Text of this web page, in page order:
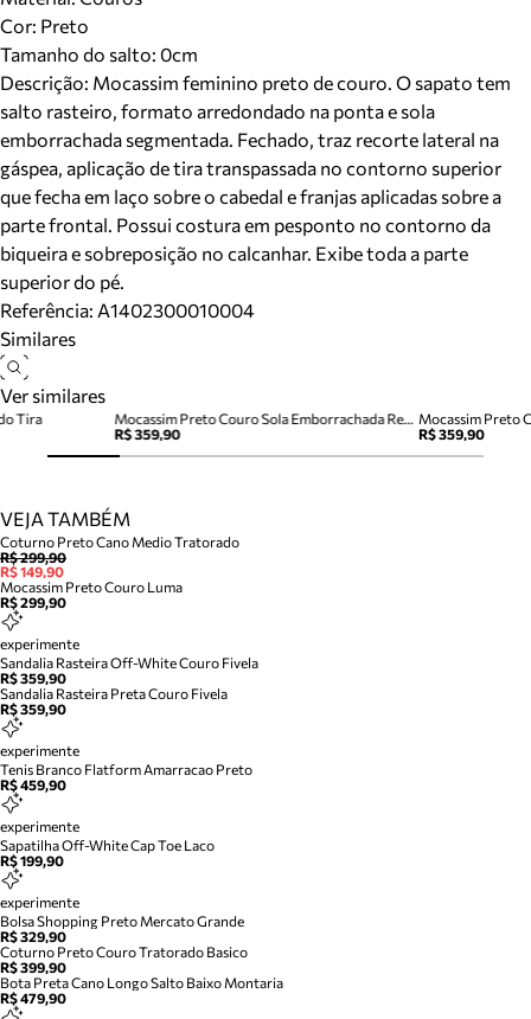
Cor: Preto
Tamanho do salto: 0cm
Descrição: Mocassim feminino preto de couro. O sapato tem
salto rasteiro, formato arredondado na ponta e sola
emborrachada segmentada. Fechado, traz recorte lateral na
gáspea, aplicação de tira transpassada no contorno superior
que fecha em laço sobre o cabedal e franjas aplicadas sobre a
parte frontal. Possui costura em pesponto no contorno da
biqueira e sobreposição no calcanhar. Exibe toda a parte
superior do pé.
Referência: A1402300010004
Similares
Ver similares
Mocassim Preto Couro Sola Emborrachada Retrô
R$ 359,90
Mocassim Preto
R$ 359,90
Tira
VEJA TAMBÉM
Coturno Preto Cano Medio Tratorado
R$ 299,90
R$ 149,90
Mocassim Preto Couro Luma
R$ 299,90
experimente
Sandalia Rasteira Off-White Couro Fivela
R$ 359,90
Sandalia Rasteira Preta Couro Fivela
R$ 359,90
experimente
Tenis Branco Flatform Amarracao Preto
R$ 459,90
experimente
Sapatilha Off-White Cap Toe Laco
R$ 199,90
experimente
Bolsa Shopping Preto Mercato Grande
R$ 329,90
Coturno Preto Couro Tratorado Basico
R$ 399,90
Bota Preta Cano Longo Salto Baixo Montaria
R$ 479,90